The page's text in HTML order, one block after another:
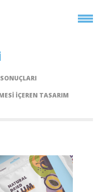
IÇEREN TASARIM